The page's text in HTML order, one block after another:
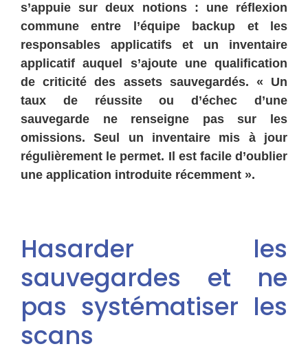
s’appuie sur deux notions : une réflexion
commune entre l’équipe backup et les
responsables applicatifs et un inventaire
applicatif auquel s’ajoute une qualification
de criticité des assets sauvegardés. « Un
taux de réussite ou d’échec d’une
sauvegarde ne renseigne pas sur les
omissions. Seul un inventaire mis à jour
régulièrement le permet. Il est facile d’oublier
une application introduite récemment ».
Hasarder les
sauvegardes et ne
pas systématiser les
scans